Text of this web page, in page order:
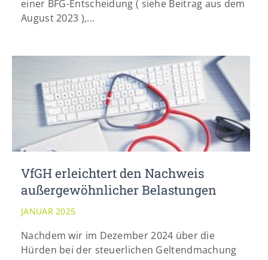
einer BFG-Entscheidung ( siehe Beitrag aus dem
August 2023 ),...
VfGH erleichtert den Nachweis
außergewöhnlicher Belastungen
JANUAR 2025
Nachdem wir im Dezember 2024 über die
Hürden bei der steuerlichen Geltendmachung